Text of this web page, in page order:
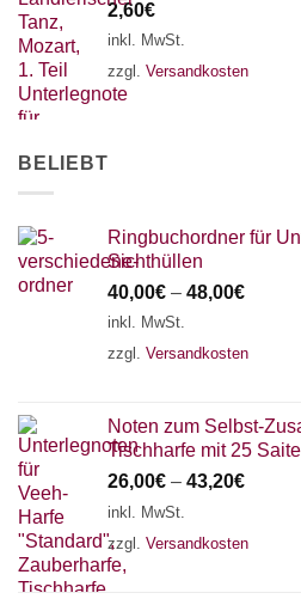
2,60€
inkl. MwSt.
zzgl. Versandkosten
BELIEBT
Ringbuchordner für
Sichthüllen
40,00€ – 48,00€
inkl. MwSt.
zzgl. Versandkosten
Noten zum Selbst-
Tischharfe mit 25
26,00€ – 43,20€
inkl. MwSt.
zzgl. Versandkosten